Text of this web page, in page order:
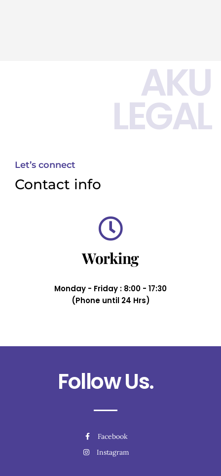
AKU
LEGAL
Let’s connect
Contact info
Working
Monday - Friday : 8:00 - 17:30
(Phone until 24 Hrs)
Follow Us.
Facebook
Instagram